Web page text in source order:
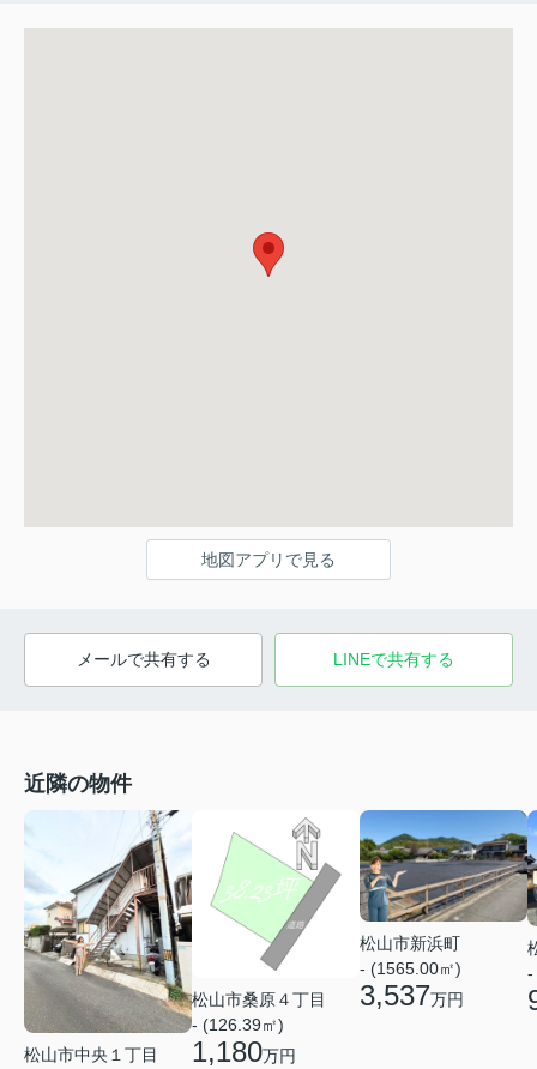
地図アプリで見る
メールで共有する LINEで共有する
近隣の物件
松山市中央１丁目
松山市桑原４丁目
- (126.39㎡)
1,180万円
松山市新浜町
- (1565.00㎡)
3,537万円
-